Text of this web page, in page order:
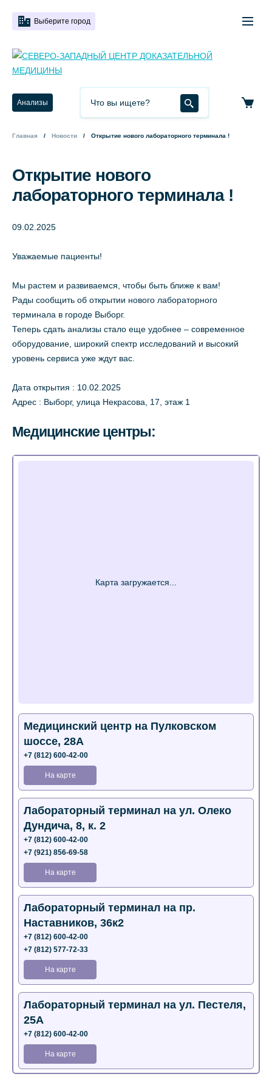
Выберите город
Анализы
Главная Новости Открытие нового лабораторного терминала !
Открытие нового
лабораторного терминала !
09.02.2025
Уважаемые пациенты!
Мы растем и развиваемся, чтобы быть ближе к вам!
Рады сообщить об открытии нового лабораторного
терминала в городе Выборг.
Теперь сдать анализы стало еще удобнее – современное
оборудование, широкий спектр исследований и высокий
уровень сервиса уже ждут вас.
Дата открытия : 10.02.2025
Адрес : Выборг, улица Некрасова, 17, этаж 1
Медицинские центры:
Медицинский центр на Пулковском
шоссе, 28А
+7 (812) 600-42-00
На карте
Лабораторный терминал на ул. Олеко
Дундича, 8, к. 2
+7 (812) 600-42-00
+7 (921) 856-69-58
На карте
Лабораторный терминал на пр.
Наставников, 36к2
+7 (812) 600-42-00
+7 (812) 577-72-33
На карте
Лабораторный терминал на ул. Пестеля,
25А
+7 (812) 600-42-00
На карте